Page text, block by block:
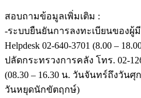
สอบถามข้อมูลเพิ่มเติม :
-ระบบยืนยันการลงทะเบียนของผู้
Helpdesk 02-640-3701 (8.00 –
ปลัดกระทรวงการคลัง โทร. 02-
(08.30 – 16.30 น. วันจันทร์ถึงวัน
วันหยุดนักขัตฤกษ์)